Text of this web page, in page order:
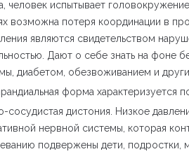
человек испытывает
возможна потеря координации в
являются свидетельством
Дают о себе знать на фоне
диабетом, обезвоживанием и
форма характеризуется
сосудистая дистония. Низкое
нервной системы, которая
подвержены дети, подростки,